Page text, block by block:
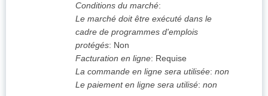
Conditions du marché:
Le marché doit être exécuté dans le
cadre de programmes d'emplois
protégés: Non
Facturation en ligne: Requise
La commande en ligne sera utilisée: non
Le paiement en ligne sera utilisé: non